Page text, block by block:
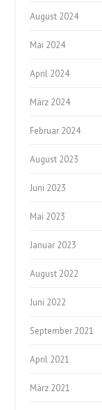
August 2024
Mai 2024
April 2024
März 2024
Februar 2024
August 2023
Juni 2023
Mai 2023
Januar 2023
August 2022
Juni 2022
September 2021
April 2021
März 2021